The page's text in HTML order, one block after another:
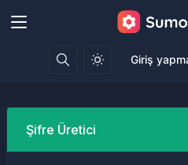
Giriş
Şifre Üretici